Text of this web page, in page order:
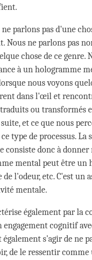
parlons pas d'une
Nous ne parlons pas
chose de ce genre.
à un hologramme
nous voyons
dans l'œil et
ou transformés
et ce que nous
type de processus. La
consiste donc à donner
mental peut être un
l'odeur, etc. C'est un
mentale.
également par la
engagement cognitif
s'agir de ne
de le ressentir